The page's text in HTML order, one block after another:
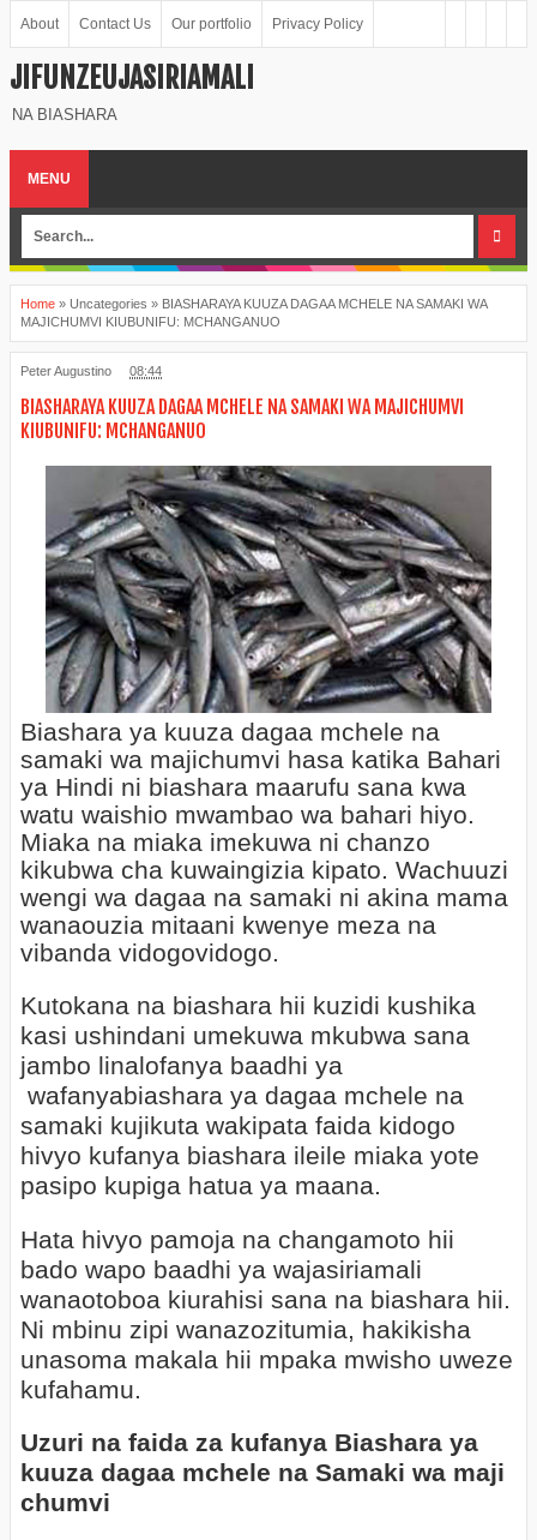
About Contact Us Our portfolio Privacy Policy
JIFUNZEUJASIRIAMALI
NA BIASHARA
MENU
Home » Uncategories » BIASHARAYA KUUZA DAGAA MCHELE NA SAMAKI WA
MAJICHUMVI KIUBUNIFU: MCHANGANUO
Peter Augustino 08:44
BIASHARAYA KUUZA DAGAA MCHELE NA SAMAKI WA MAJICHUMVI
KIUBUNIFU: MCHANGANUO
Biashara ya kuuza dagaa mchele na
samaki wa majichumvi hasa katika Bahari
ya Hindi ni biashara maarufu sana kwa
watu waishio mwambao wa bahari hiyo.
Miaka na miaka imekuwa ni chanzo
kikubwa cha kuwaingizia kipato. Wachuuzi
wengi wa dagaa na samaki ni akina mama
wanaouzia mitaani kwenye meza na
vibanda vidogovidogo.
Kutokana na biashara hii kuzidi kushika
kasi ushindani umekuwa mkubwa sana
jambo linalofanya baadhi ya
wafanyabiashara ya dagaa mchele na
samaki kujikuta wakipata faida kidogo
hivyo kufanya biashara ileile miaka yote
pasipo kupiga hatua ya maana.
Hata hivyo pamoja na changamoto hii
bado wapo baadhi ya wajasiriamali
wanaotoboa kiurahisi sana na biashara hii.
Ni mbinu zipi wanazozitumia, hakikisha
unasoma makala hii mpaka mwisho uweze
kufahamu.
Uzuri na faida za kufanya Biashara ya
kuuza dagaa mchele na Samaki wa maji
chumvi